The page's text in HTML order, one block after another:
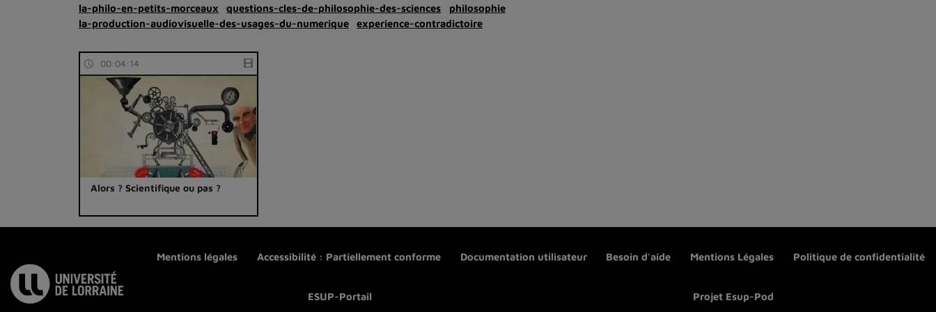
la-philo-en-petits-morceaux
questions-cles-de-philosophie-des-sciences
philosophie
la-production-audiovisuelle-des-usages-du-numerique
experience-contradictoire
00:04:14
Alors ? Scientifique ou pas ?
Mentions légales Accessibilité : Partiellement conforme Documentation utilisateur Besoin d'aide Mentions Légales Politique de confidentialité
ESUP-Portail Projet Esup-Pod